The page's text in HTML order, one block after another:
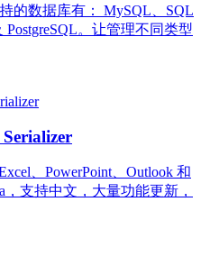
的数据库有： MySQL、SQL
PostgreSQL。让管理不同类型
、PowerPoint、Outlook 和
，支持中文，大量功能更新，